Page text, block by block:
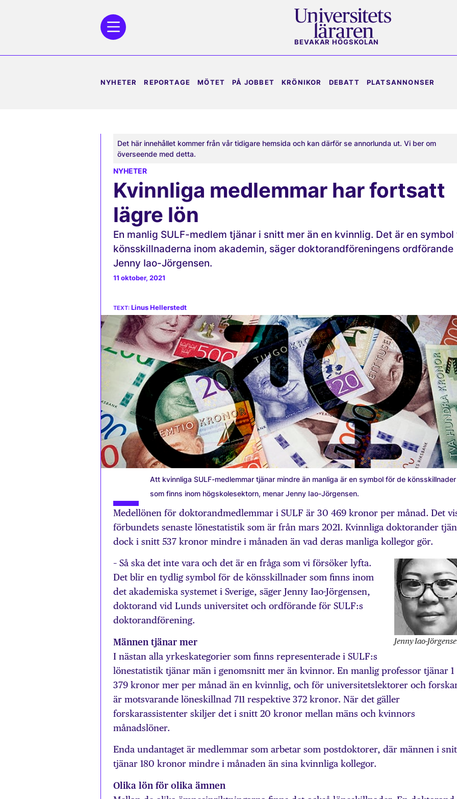
BEVAKAR HÖGSKOLAN
NYHETER REPORTAGE MÖTET PÅ JOBBET KRÖNIKOR DEBATT PLATSANNONSER
Det här innehållet kommer från vår tidigare hemsida och kan därför se annorlunda ut. Vi ber om
överseende med detta.
NYHETER
Kvinnliga medlemmar har fortsatt
lägre lön
En manlig SULF-medlem tjänar i snitt mer än en kvinnlig. Det är en symbol
köns­skillnaderna inom akademin, säger doktorand­föreningens ordförande
Jenny Iao-Jörgensen.
11 oktober, 2021
Linus Hellerstedt
Att kvinnliga SULF-medlemmar tjänar mindre än manliga är en symbol för de könsskillnader
som finns inom högskolesektorn, menar Jenny Iao-Jörgensen.
Medellönen för doktorandmedlemmar i SULF är 30 469 kronor per månad. Det
förbundets senaste lönestatistik som är från mars 2021. Kvinnliga doktorander
dock i snitt 537 kronor mindre i månaden än vad deras manliga kollegor gör.
Jenny Iao-
– Så ska det inte vara och det är en fråga som vi försöker lyfta.
Det blir en tydlig symbol för de köns­skillnader som finns inom
det akademiska sy­stemet i Sverige, säger Jenny Iao-Jörgensen,
doktorand vid Lunds universitet och ordförande för SULF:s
doktorandförening.
Männen tjänar mer
I nästan alla yrkeskategorier som finns representerade i SULF:s
lönestatistik tjänar män i genomsnitt mer än kvinnor. En manlig professor tjänar 1
379 kronor mer per månad än en kvinnlig, och för universitetslektorer och
är motsvarande löneskillnad 711 respektive 372 kronor. När det gäller
forskarassistenter skiljer det i snitt 20 kronor mellan mäns och kvinnors
månadslöner.
Enda undantaget är medlemmar som arbetar som postdoktorer, där männen i
tjänar 180 kronor mindre i månaden än sina kvinnliga kollegor.
Olika lön för olika ämnen